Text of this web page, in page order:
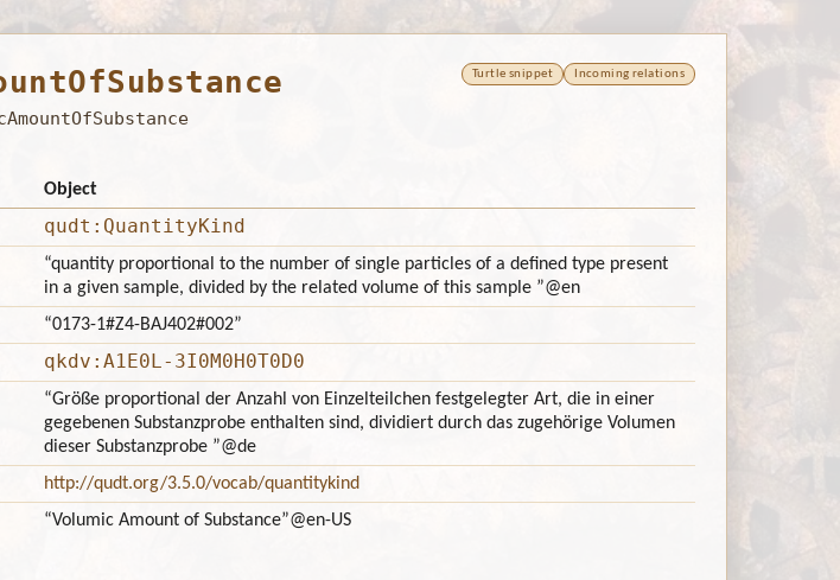
Turtle snippet Incoming relations
Object
qudt:QuantityKind
“quantity proportional to the number of single particles of a defined type present
in a given sample, divided by the related volume of this sample ”@en
“0173-1#Z4-BAJ402#002”
qkdv:A1E0L-3I0M0H0T0D0
“Größe proportional der Anzahl von Einzelteilchen festgelegter Art, die in einer
gegebenen Substanzprobe enthalten sind, dividiert durch das zugehörige Volumen
dieser Substanzprobe ”@de
http://qudt.org/3.5.0/vocab/quantitykind
“Volumic Amount of Substance”@en-US